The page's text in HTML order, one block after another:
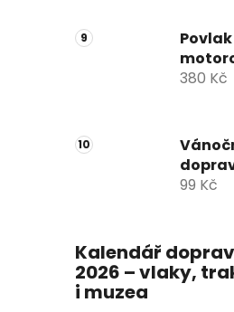
380 Kč
99 Kč
Kalendář
2026 – vlaky,
i muzea